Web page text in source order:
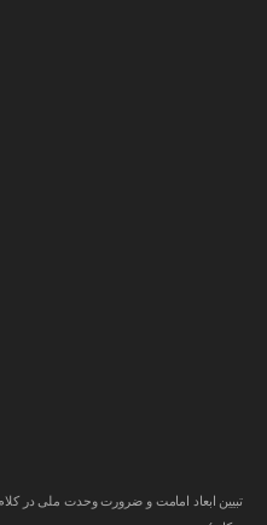
تبیین ابعاد امامت و ضرورت وحدت ملی در